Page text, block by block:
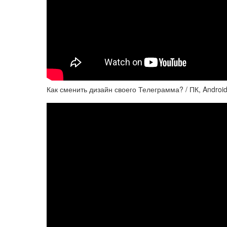
Как сменить дизайн своего Телеграмма? / ПК,